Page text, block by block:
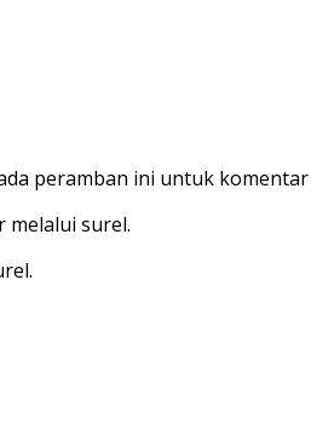
peramban ini untuk
melalui surel.